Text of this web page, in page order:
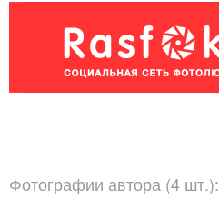
Фотографии автора (4 шт.):